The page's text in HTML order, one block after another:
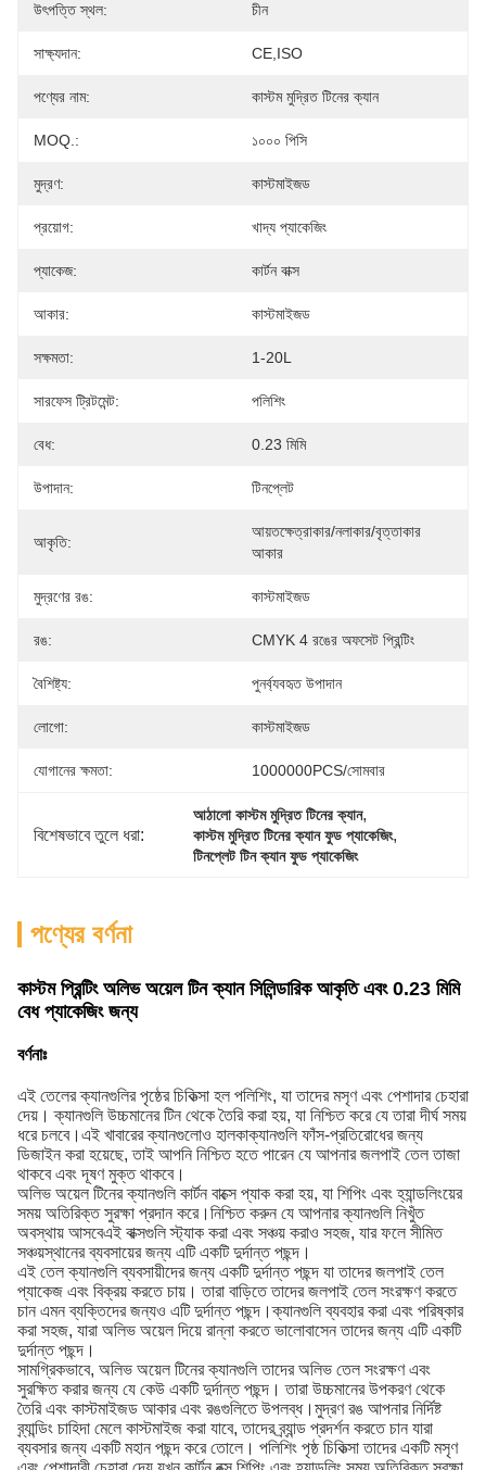
উৎপত্তি স্থল: চীন
সাক্ষ্যদান: CE,ISO
পণ্যের নাম: কাস্টম মুদ্রিত টিনের ক্যান
MOQ.: ১০০০ পিসি
মুদ্রণ: কাস্টমাইজড
প্রয়োগ: খাদ্য প্যাকেজিং
প্যাকেজ: কার্টন বাক্স
আকার: কাস্টমাইজড
সক্ষমতা: 1-20L
সারফেস ট্রিটমেন্ট: পলিশিং
বেধ: 0.23 মিমি
উপাদান: টিনপ্লেট
আকৃতি:
আয়তক্ষেত্রাকার/নলাকার/বৃত্তাকার
আকার
মুদ্রণের রঙ: কাস্টমাইজড
রঙ: CMYK 4 রঙের অফসেট প্রিন্টিং
বৈশিষ্ট্য: পুনর্ব্যবহৃত উপাদান
লোগো: কাস্টমাইজড
যোগানের ক্ষমতা: 1000000PCS/সোমবার
বিশেষভাবে তুলে ধরা:
আঠালো কাস্টম মুদ্রিত টিনের ক্যান,
কাস্টম মুদ্রিত টিনের ক্যান ফুড প্যাকেজিং,
টিনপ্লেট টিন ক্যান ফুড প্যাকেজিং
পণ্যের বর্ণনা
কাস্টম প্রিন্টিং অলিভ অয়েল টিন ক্যান সিলিন্ডারিক আকৃতি এবং 0.23 মিমি
বেধ প্যাকেজিং জন্য
বর্ণনাঃ
এই তেলের ক্যানগুলির পৃষ্ঠের চিকিত্সা হল পলিশিং, যা তাদের মসৃণ এবং পেশাদার চেহারা
দেয়। ক্যানগুলি উচ্চমানের টিন থেকে তৈরি করা হয়, যা নিশ্চিত করে যে তারা দীর্ঘ সময়
ধরে চলবে।এই খাবারের ক্যানগুলোও হালকাক্যানগুলি ফাঁস-প্রতিরোধের জন্য
ডিজাইন করা হয়েছে, তাই আপনি নিশ্চিত হতে পারেন যে আপনার জলপাই তেল তাজা
থাকবে এবং দূষণ মুক্ত থাকবে।
অলিভ অয়েল টিনের ক্যানগুলি কার্টন বাক্সে প্যাক করা হয়, যা শিপিং এবং হ্যান্ডলিংয়ের
সময় অতিরিক্ত সুরক্ষা প্রদান করে।নিশ্চিত করুন যে আপনার ক্যানগুলি নিখুঁত
অবস্থায় আসবেএই বাক্সগুলি স্ট্যাক করা এবং সঞ্চয় করাও সহজ, যার ফলে সীমিত
সঞ্চয়স্থানের ব্যবসায়ের জন্য এটি একটি দুর্দান্ত পছন্দ।
এই তেল ক্যানগুলি ব্যবসায়ীদের জন্য একটি দুর্দান্ত পছন্দ যা তাদের জলপাই তেল
প্যাকেজ এবং বিক্রয় করতে চায়। তারা বাড়িতে তাদের জলপাই তেল সংরক্ষণ করতে
চান এমন ব্যক্তিদের জন্যও এটি দুর্দান্ত পছন্দ।ক্যানগুলি ব্যবহার করা এবং পরিষ্কার
করা সহজ, যারা অলিভ অয়েল দিয়ে রান্না করতে ভালোবাসেন তাদের জন্য এটি একটি
দুর্দান্ত পছন্দ।
সামগ্রিকভাবে, অলিভ অয়েল টিনের ক্যানগুলি তাদের অলিভ তেল সংরক্ষণ এবং
সুরক্ষিত করার জন্য যে কেউ একটি দুর্দান্ত পছন্দ। তারা উচ্চমানের উপকরণ থেকে
তৈরি এবং কাস্টমাইজড আকার এবং রঙগুলিতে উপলব্ধ।মুদ্রণ রঙ আপনার নির্দিষ্ট
ব্র্যান্ডিং চাহিদা মেলে কাস্টমাইজ করা যাবে, তাদের ব্র্যান্ড প্রদর্শন করতে চান যারা
ব্যবসার জন্য একটি মহান পছন্দ করে তোলে। পলিশিং পৃষ্ঠ চিকিত্সা তাদের একটি মসৃণ